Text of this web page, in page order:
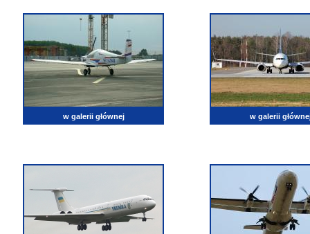
w galerii głównej w galerii